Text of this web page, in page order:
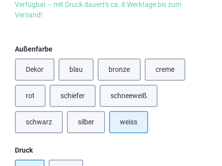
Verfügbar – mit Druck dauert’s ca. 8 Werktage bis zum
Versand!
Außenfarbeauswählen
Dekor(Diese Option ist zurzeit nicht verfügbar.)
blau bronze(Diese Option ist zurzeit nicht
creme
rot(Diese Option ist zurzeit nicht verfügbar.)
schiefer(Diese Option ist zurzeit nicht verfügbar.)
schneeweiß(Diese Option ist zurzeit nicht
schwarz(Diese Option ist zurzeit nicht verfügbar.)
silber(Diese Option ist zurzeit nicht verfügbar.)
weiss
Druckauswählen